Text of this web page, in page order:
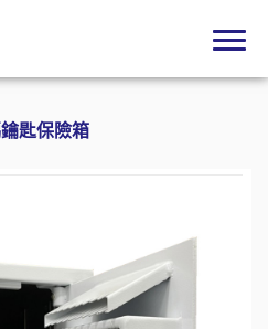
匙保險箱